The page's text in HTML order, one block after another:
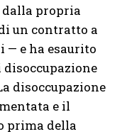
propria
un contratto a
— e ha esaurito
disoccupazione
e il
prima della